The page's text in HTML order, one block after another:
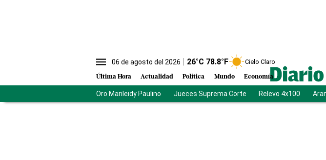
06 de agosto del 2026 26°C 78.8°F Cielo Claro
Última Hora Actualidad Política Mundo Economía
Oro Marileidy Paulino Jueces Suprema Corte Relevo 4x100